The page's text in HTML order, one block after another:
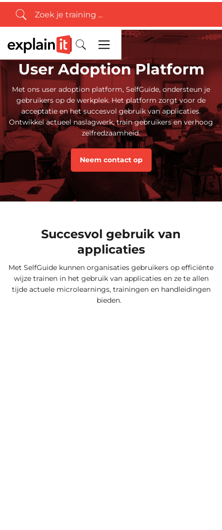
User Adoption Platform
Met ons user adoption platform, SelfGuide, ondersteun je
gebruikers op de werkplek. Het platform zorgt voor de
acceptatie en het succesvol gebruik van applicaties.
Ontwikkel actueel naslagwerk, train gebruikers en verhoog
zelfredzaamheid.
Neem contact op
Succesvol gebruik van
applicaties
Met SelfGuide kunnen organisaties gebruikers op efficiënte
wijze trainen in het gebruik van applicaties en ze te allen
tijde actuele microlearnings, trainingen en handleidingen
bieden.